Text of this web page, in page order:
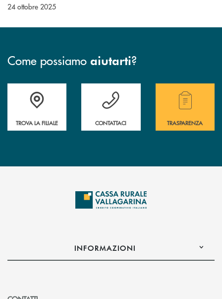
24 ottobre 2025
Come possiamo aiutarti?
Accedi all' elenco completo delle filiali .
TROVA LA FILIALE
Hai bisogno di assistenza immediata?
CONTATTACI
Hai bisogno di
TRASPARENZA
INFORMAZIONI